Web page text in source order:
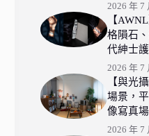
2026 年 7
【
格隕石
代紳士
2026 年 7
【與光
場景，
像寫真
2026 年 7